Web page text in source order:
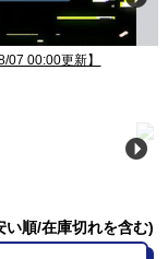
07 00:00更新】
順/在庫切れを含む)